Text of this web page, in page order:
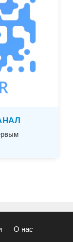
О нас